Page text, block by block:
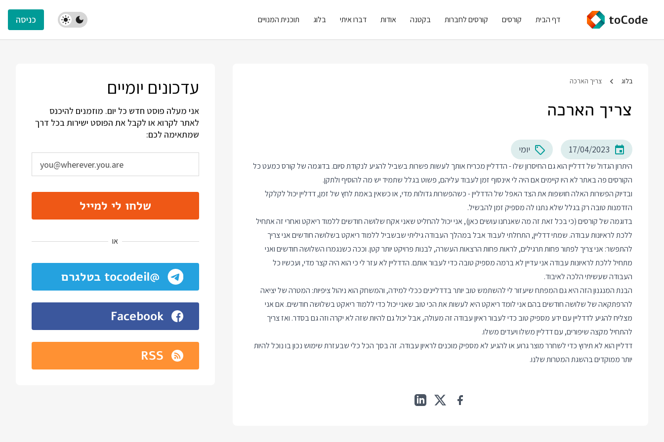
דף הבית קורסים קורסים לחברות בקטנה אודות דברו איתי בלוג תוכנית המנויים כניסה
בלוג צריך הארכה
צריך הארכה
17/04/2023 יומי
היתרון הגדול של דדליין הוא גם החיסרון שלו - הדדליין מכריח אותך לעשות פשרות בשביל להגיע לנקודת סיום. בדוגמה של קורס כמעט כל
הקורסים פה באתר לא היו קיימים אם היה לי אינסוף זמן לעבוד עליהם, פשוט בגלל שתמיד יש מה להוסיף ולתקן.
ובדיוק הפשרות האלה חושפות את הצד האפל של הדדליין - כשהפשרות גדולות מדי, או כשאין באמת לחץ של זמן, דדליין יכול לקלקל
הזדמנות טובה רק בגלל שלא נתנו לה מספיק זמן להבשיל.
בדוגמה של קורסים (כי בכל זאת זה מה שאנחנו עושים כאן), אני יכול להחליט שאני אקח שלושה חודשים ללמוד ריאקט ואחרי זה אתחיל
ללכת לראיונות עבודה. שמתי דדליין, התחלתי לעבוד אבל במהלך העבודה גיליתי שבשביל ללמוד ריאקט בשלושה חודשים אני צריך
להתפשר: אני צריך לפתור פחות תרגילים, לראות פחות הרצאות העשרה, לבנות פרויקט יותר קטן. וככה כשנגמרו השלושה חודשים ואני
מתחיל ללכת לראיונות עבודה אני עדיין לא ברמה מספיק טובה כדי לעבור אותם. הדדליין לא עזר לי כי הוא היה קצר מדי, ועכשיו כל
העבודה שעשיתי הלכה לאיבוד.
הבנת המנגנון הזה היא גם המפתח שיעזור לי להשתמש טוב יותר בדדליינים ככלי למידה, והמשחק הוא ניהול ציפיות: המטרה של יציאה
להרפתקאה של שלושה חודשים בהם אני לומד ריאקט היא לעשות את הכי טוב שאני יכול כדי ללמוד ריאקט בשלושה חודשים. אם אני
מצליח להגיע לדדליין עם ידע מספיק טוב כדי לעבור ראיון עבודה זה מעולה, אבל יכול גם להיות שזה לא יקרה וזה גם בסדר. ואז צריך
להתחיל מקצה שיפורים, עם דדליין משלו ויעדים משלו.
דדליין הוא לא תירוץ כדי לשחרר מוצר גרוע או להגיע לא מספיק מוכנים לראיון עבודה. זה בסך הכל כלי שבעזרת שימוש נכון בו נוכל להיות
יותר ממוקדים בהשגת המטרות שלנו.
עדכונים יומיים
אני מעלה פוסט חדש כל יום. מוזמנים להיכנס
לאתר לקרוא או לקבל את הפוסט ישירות בכל דרך
שמתאימה לכם:
שלחו לי למייל
או
@tocodeil בטלגרם
Facebook
RSS